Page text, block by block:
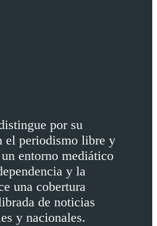
por su
el periodismo libre y
entorno mediático
y la
una cobertura
de noticias
y nacionales.